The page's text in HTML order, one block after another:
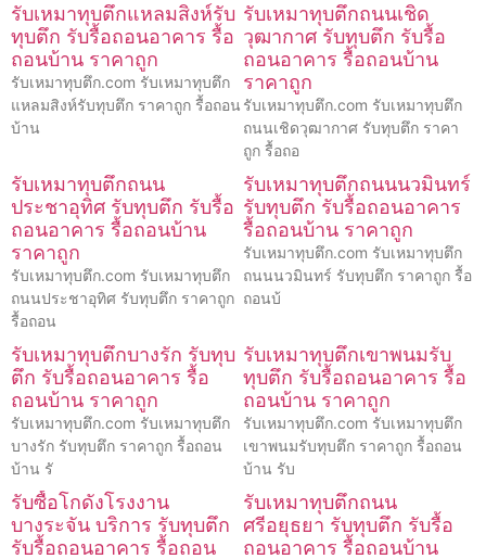
รับเหมาทุบตึกแหลมสิงห์รับ
ทุบตึก รับรื้อถอนอาคาร รื้อ
ถอนบ้าน ราคาถูก
รับเหมาทุบตึก.com รับเหมาทุบตึก
แหลมสิงห์รับทุบตึก ราคาถูก รื้อถอน
บ้าน
รับเหมาทุบตึกถนนเชิด
วุฒากาศ รับทุบตึก รับรื้อ
ถอนอาคาร รื้อถอนบ้าน
ราคาถูก
รับเหมาทุบตึก.com รับเหมาทุบตึก
ถนนเชิดวุฒากาศ รับทุบตึก ราคา
ถูก รื้อถอ
รับเหมาทุบตึกถนน
ประชาอุทิศ รับทุบตึก รับรื้อ
ถอนอาคาร รื้อถอนบ้าน
ราคาถูก
รับเหมาทุบตึก.com รับเหมาทุบตึก
ถนนประชาอุทิศ รับทุบตึก ราคาถูก
รื้อถอน
รับเหมาทุบตึกถนนนวมินทร์
รับทุบตึก รับรื้อถอนอาคาร
รื้อถอนบ้าน ราคาถูก
รับเหมาทุบตึก.com รับเหมาทุบตึก
ถนนนวมินทร์ รับทุบตึก ราคาถูก รื้อ
ถอนบ้
รับเหมาทุบตึกบางรัก รับทุบ
ตึก รับรื้อถอนอาคาร รื้อ
ถอนบ้าน ราคาถูก
รับเหมาทุบตึก.com รับเหมาทุบตึก
บางรัก รับทุบตึก ราคาถูก รื้อถอน
บ้าน รั
รับเหมาทุบตึกเขาพนมรับ
ทุบตึก รับรื้อถอนอาคาร รื้อ
ถอนบ้าน ราคาถูก
รับเหมาทุบตึก.com รับเหมาทุบตึก
เขาพนมรับทุบตึก ราคาถูก รื้อถอน
บ้าน รับ
รับซื้อโกดังโรงงาน
บางระจัน บริการ รับทุบตึก
รับรื้อถอนอาคาร รื้อถอน
รับเหมาทุบตึกถนน
ศรีอยุธยา รับทุบตึก รับรื้อ
ถอนอาคาร รื้อถอนบ้าน